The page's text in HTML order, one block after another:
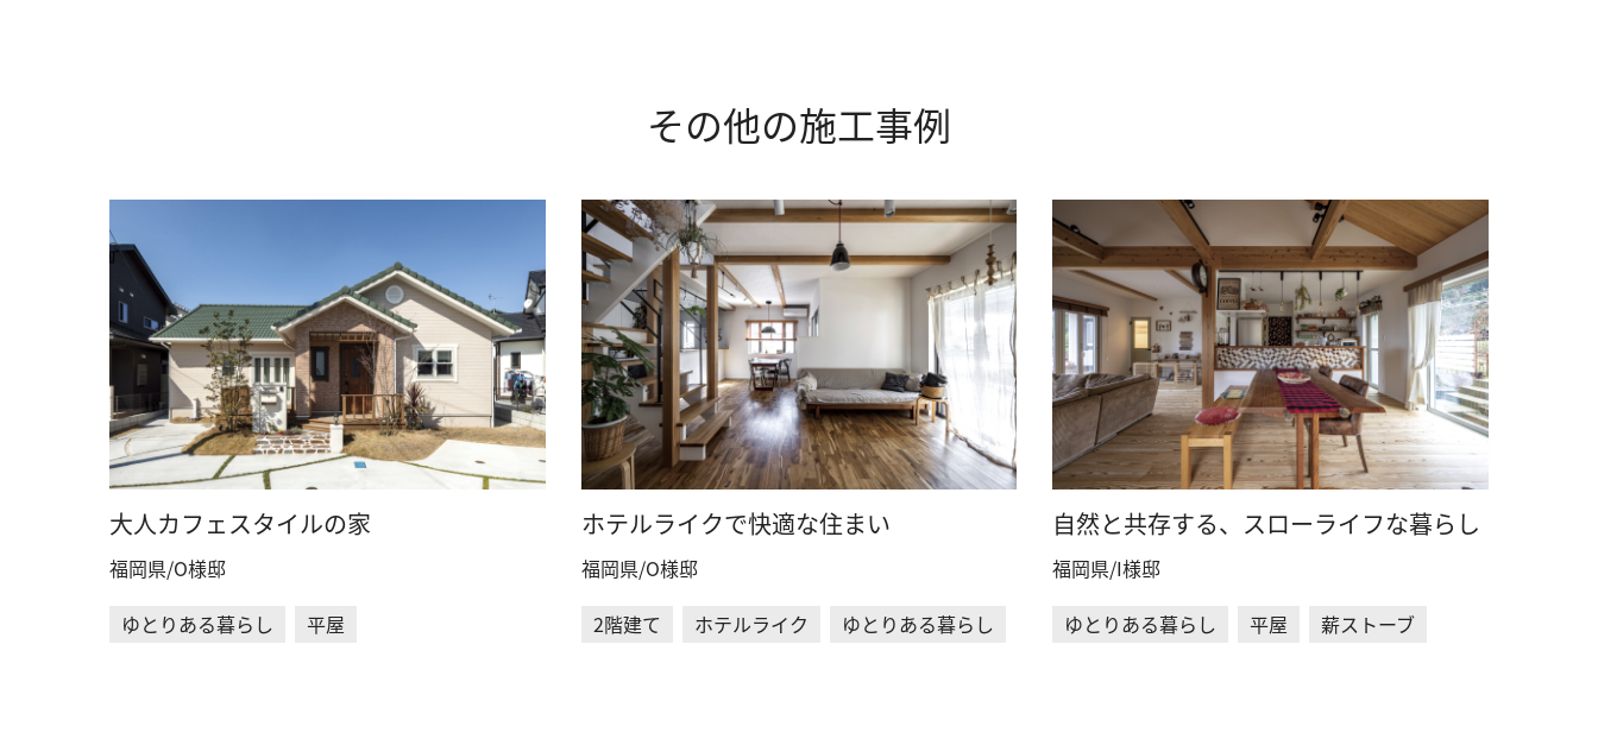
その他の施工事例
大人カフェスタイルの家
福岡県/O様邸
ゆとりある暮らし
平屋
ホテルライクで快適な住まい
福岡県/O様邸
2階建て
ホテルライク ゆとりある暮らし
自然と共存する、スローライフな暮らし
福岡県/I様邸
ゆとりある暮らし
平屋 薪ストーブ